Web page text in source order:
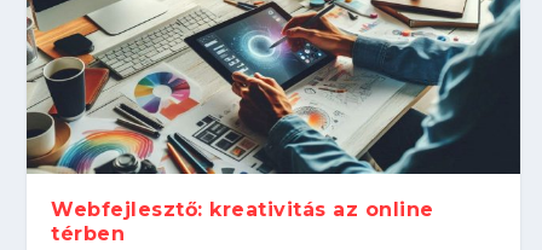
Kitalálod, mire használják ezeket a
gépeket?
Nem sikerült az egyetemi felvételi?
Tanulj szakmát!
Szoftverfejlesztő: verseny kódban –
amikor néhány sor program dönti el a
világversenyt...
Digitális detox – hogyan kapcsolódj ki
telefon nélkül?
Webfejlesztő: kreativitás az online
térben